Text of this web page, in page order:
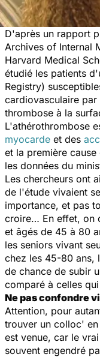
D'après un rapport
Archives of Internal
Harvard Medical
étudié les patients
Registry)
cardiovasculaire
thrombose à la
L'athérothrombose
myocarde et des
et la première
les données du
Les chercheurs ont
de l'étude vivaient
importance, et pas
croire… En effet, on
et âgés de 45 à 80
les seniors vivant
chez les 45-80 ans,
de chance de subir
comparé à celles
Ne pas confondre
Attention, pour
trouver un colloc'
est venue, car le
souvent engendré